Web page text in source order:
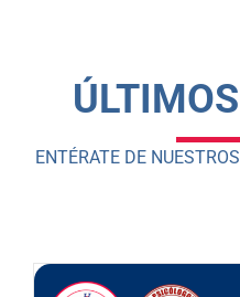
ÚLTIMOS
ENTÉRATE DE